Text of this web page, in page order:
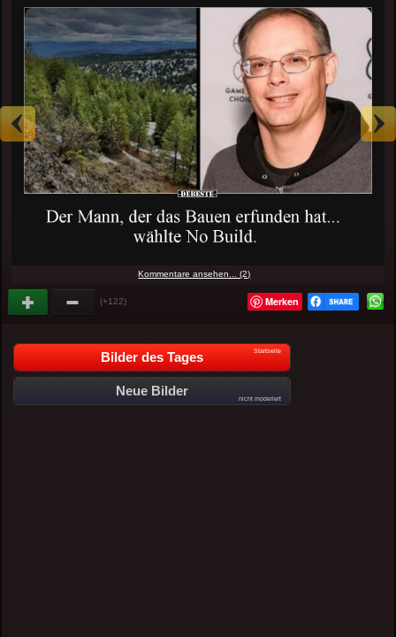
Kommentare ansehen... (2)
(+122) Merken
Bilder des Tages Startseite
Neue Bilder
nicht moderiert